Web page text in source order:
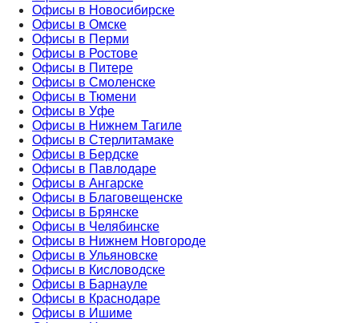
Офисы в Новосибирске
Офисы в Омске
Офисы в Перми
Офисы в Ростове
Офисы в Питере
Офисы в Смоленске
Офисы в Тюмени
Офисы в Уфе
Офисы в Нижнем Тагиле
Офисы в Стерлитамаке
Офисы в Бердске
Офисы в Павлодаре
Офисы в Ангарске
Офисы в Благовещенске
Офисы в Брянске
Офисы в Челябинске
Офисы в Нижнем Новгороде
Офисы в Ульяновске
Офисы в Кисловодске
Офисы в Барнауле
Офисы в Краснодаре
Офисы в Ишиме